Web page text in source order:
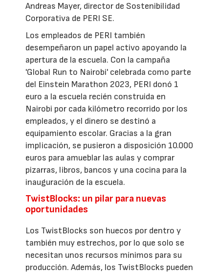
Andreas Mayer, director de Sostenibilidad
Corporativa de PERI SE.
Los empleados de PERI también
desempeñaron un papel activo apoyando la
apertura de la escuela. Con la campaña
'Global Run to Nairobi' celebrada como parte
del Einstein Marathon 2023, PERI donó 1
euro a la escuela recién construida en
Nairobi por cada kilómetro recorrido por los
empleados, y el dinero se destinó a
equipamiento escolar. Gracias a la gran
implicación, se pusieron a disposición 10.000
euros para amueblar las aulas y comprar
pizarras, libros, bancos y una cocina para la
inauguración de la escuela.
TwistBlocks: un pilar para nuevas
oportunidades
Los TwistBlocks son huecos por dentro y
también muy estrechos, por lo que solo se
necesitan unos recursos mínimos para su
producción. Además, los TwistBlocks pueden